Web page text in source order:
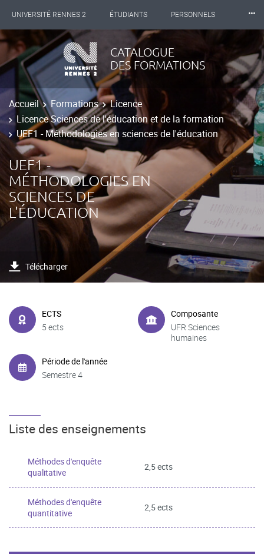
UNIVERSITÉ RENNES 2 ÉTUDIANTS PERSONNELS
INTERNATIONAL PROFESSIONNELS BIBLIOTHÈQUES
LES NOUVELLES DE RENNES 2
⸱⸱⸱
CATALOGUE
DES FORMATIONS
Accueil Formations
Licence
Licence Sciences de l'éducation et de la formation
UEF1 - Méthodologies en sciences de l'éducation
UEF1 -
MÉTHODOLOGIES EN
SCIENCES DE
L'ÉDUCATION
Télécharger
ECTS
5 ects
Composante
UFR Sciences
humaines
Période de l'année
Semestre 4
Liste des enseignements
Méthodes d'enquête
qualitative
2,5 ects
Méthodes d'enquête
quantitative
2,5 ects